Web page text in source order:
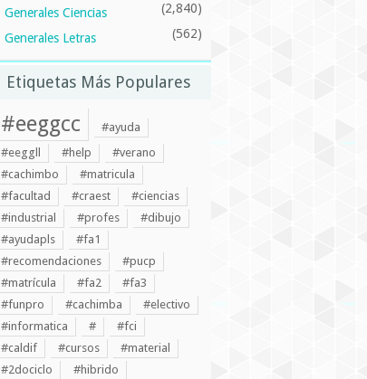
Generales Ciencias (2,840)
Generales Letras (562)
Etiquetas Más Populares
#eeggcc
#ayuda
#eeggll
#help
#verano
#cachimbo
#matricula
#facultad
#craest
#ciencias
#industrial
#profes
#dibujo
#ayudapls
#fa1
#recomendaciones
#pucp
#matrícula
#fa2
#fa3
#funpro
#cachimba
#electivo
#informatica
#
#fci
#caldif
#cursos
#material
#2dociclo
#hibrido